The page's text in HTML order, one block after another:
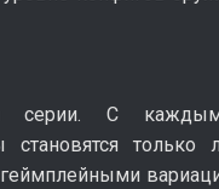
серии. С
становятся только